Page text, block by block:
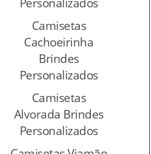
Camisetas
Cachoeirinha
Brindes
Personalizados
Camisetas
Alvorada Brindes
Personalizados